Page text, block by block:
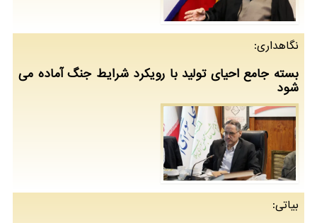
نگاهداری:
بسته جامع احیای تولید با رویکرد شرایط جنگ آماده می
شود
بیاتی: